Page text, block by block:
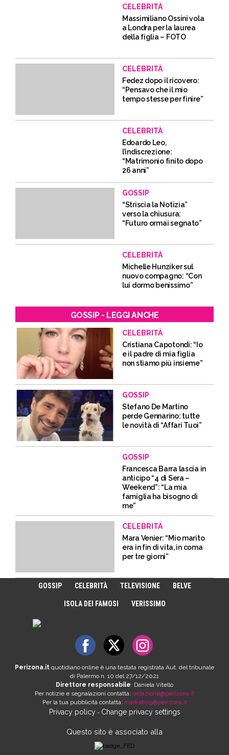
CELEBRITÀ
Massimiliano Ossini vola
a Londra per la laurea
della figlia – FOTO
CELEBRITÀ
Fedez dopo il ricovero:
“Pensavo che il mio
tempo stesse per finire”
CELEBRITÀ
Edoardo Leo,
l’indiscrezione:
“Matrimonio finito dopo
26 anni”
GOSSIP
“Striscia la Notizia”
verso la chiusura:
“Futuro ormai segnato”
CELEBRITÀ
Michelle Hunziker sul
nuovo compagno: “Con
lui dormo benissimo”
GOSSIP - LEGGI ANCHE
CELEBRITÀ
Cristiana Capotondi: “Io
e il padre di mia figlia
non stiamo più insieme”
GOSSIP
Stefano De Martino
perde Gennarino: tutte
le novità di “Affari Tuoi”
GOSSIP
Francesca Barra lascia in
anticipo “4 di Sera –
Weekend”: “La mia
famiglia ha bisogno di
me”
CELEBRITÀ
Mara Venier: “Mio marito
era in fin di vita, in coma
per tre giorni”
GOSSIP CELEBRITÀ TELEVISIONE BELVE
ISOLA DEI FAMOSI VERISSIMO
Perizona.it quotidiano online è una testata registrata Aut. del tribunale
di Palermo n. 10 del 27/12/2021
Direttore responsabile: Daniela Vitello
Per notizie e segnalazioni contatta: redazione@perizona.it
Per la tua pubblicità contatta: marketing@perizona.it
Privacy policy- Change privacy settings
Questo sito è associato alla